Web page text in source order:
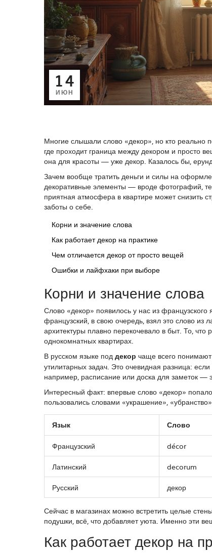
14
ИЮН
Многие слышали слово «декор», но кто реально
где проходит граница между декором и просто
она для красоты — уже декор. Казалось бы,
Зачем вообще тратить деньги и силы на
декоративные элементы — вроде фотографий,
приятная атмосфера в квартире может снизить
заботы о себе.
Корни и значение слова
Как работает декор на практике
Чем отличается декор от просто вещей
Ошибки и лайфхаки при выборе
Корни и значение слова
Слово «декор» появилось у нас из
французский, в свою очередь, взял это слово из
архитектуры плавно перекочевало в быт. То, что
однокомнатных квартирах.
В русском языке под декор чаще всего
утилитарных задач. Это очевидная разница:
например, расписание или доска для заметок —
Интересный факт: впервые слово «декор»
пользовались словами «украшение»,
Язык Слово
Французский décor
Латинский decorum
Русский декор
Сейчас в магазинах можно встретить целые
подушки, всё, что добавляет уюта. Именно эти
Как работает декор на